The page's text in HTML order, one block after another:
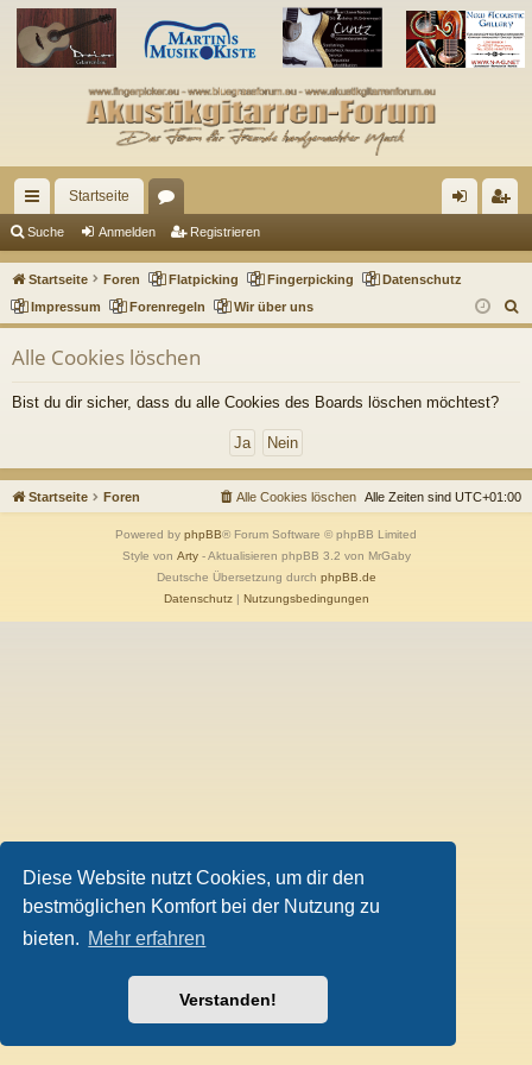
Diese Website nutzt Cookies, um dir den
bestmöglichen Komfort bei der Nutzung zu
bieten. Mehr erfahren
Verstanden!
ch
ne
llz
Startseite
en m ist
rie
Suche Anmelden Registrieren
Startseite Foren Flatpicking Fingerpicking
Datenschutz
Impressum
Forenregeln Wir über uns
u
Alle Cookies löschen
Bist du dir sicher, dass du alle Cookies des Boards löschen möchtest?
Startseite Foren Alle Zeiten sind UTC+01:00
Alle Cookies löschen
Powered by phpBB® Forum Software © phpBB Limited
Style von Arty- Aktualisieren phpBB 3.2 von MrGaby
Deutsche Übersetzung durch phpBB.de
Datenschutz| Nutzungsbedingungen